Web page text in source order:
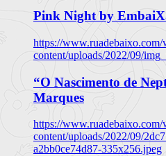
Pink Night by
https://www.ruadebaixo.com/
content/uploads/2022/09/
“O Nascimento de
Marques
https://www.ruadebaixo.com/
content/uploads/2022/09/
a2bb0ce74d87-335x256.jpeg